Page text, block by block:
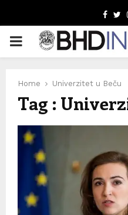
PRIMARY
Home Univerzitet u Beču
Tag :